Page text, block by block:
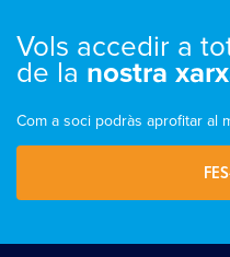
Vols accedir a
de la nostra
Com a soci podràs aprofitar al